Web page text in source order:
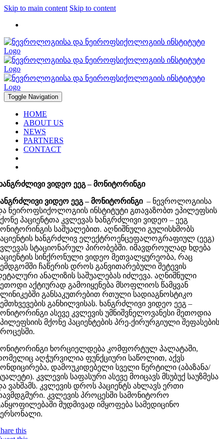
Skip to main content Skip to content
Toggle Navigation
HOME
ABOUT US
NEWS
PARTNERS
CONTACT
ვიდეო ეეგ – მონიტორინგი
ვიდეო ეეგ – მონიტორინგი– ნევროლოგიისა
ნეიროფსიქოლოგიის ინსტიტუტი გთავაზობთ ეპილეფსის
პაციენტთა კვლევას ხანგრძლივი ვიდეო – ეეგ
საშუალებით. აღნიშნული გულისხმობს
ხანგრძლივ ელექტროენცეფალოგრაფიულ (ეეგ)
სტაციონარულ პირობებში. იმავდროულად ხდება
სინქრონული ვიდეო მეთვალყურეობა, რაც
ჩაწერის დროს განვითარებული შეტევის
ანალიზის საშუალებას იძლევა. აღნიშნული
აქტიურად გამოიყენება მსოფლიოს წამყვან
განსაკუთრებით რთული სადიაგნოსტიკო
განხილვისას. ხანგრძლივი ვიდეო ეეგ –
ასევე კვლევის უმნიშვნელოვანესი მეთოდია
მქონე პაციენტების პრე-ქირურგიული
ხორციელდება კომფორტულ პალატაში,
აღჭურვილია ფუნქციური საწოლით, აქვს
დამოუკიდებელი სველი წერტილი (აბაზანა/
კვლევის საფასური ასევე მოიცავს მსუბუქ საუზმესა
ვახშამს. კვლევის დროს პაციენტს ახლავს ერთი
კვლევის პროცესში სამონიტორო
მუდმივად იმყოფება სამედიცინო
this